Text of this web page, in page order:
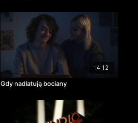
14:12
Gdy nadlatują bociany